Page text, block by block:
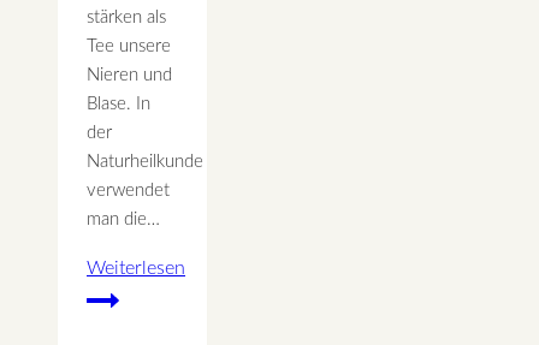
stärken als
Tee unsere
Nieren und
Blase. In
der
Naturheilkunde
verwendet
man die…
Weiterlesen
Brennnessel,